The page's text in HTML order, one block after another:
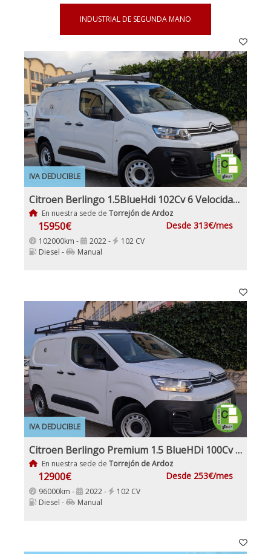
INDUSTRIAL DE SEGUNDA MANO
IVA DEDUCIBLE
Citroen Berlingo 1.5BlueHdi 102Cv 6 Velocidades Etiqueta C IVA y Garantía Incl Nacional Historial mantenimiento
En nuestra sede de Torrejón de Ardoz
15950€ Desde 313€/mes
102000km - 2022 -
102 CV
Diesel -
Manual
IVA DEDUCIBLE
Citroen Berlingo Premium 1.5 BlueHDi 100Cv IVA y Garantía Inc Nacional 1Dueño
En nuestra sede de Torrejón de Ardoz
12900€ Desde 253€/mes
96000km - 2022 -
102 CV
Diesel -
Manual